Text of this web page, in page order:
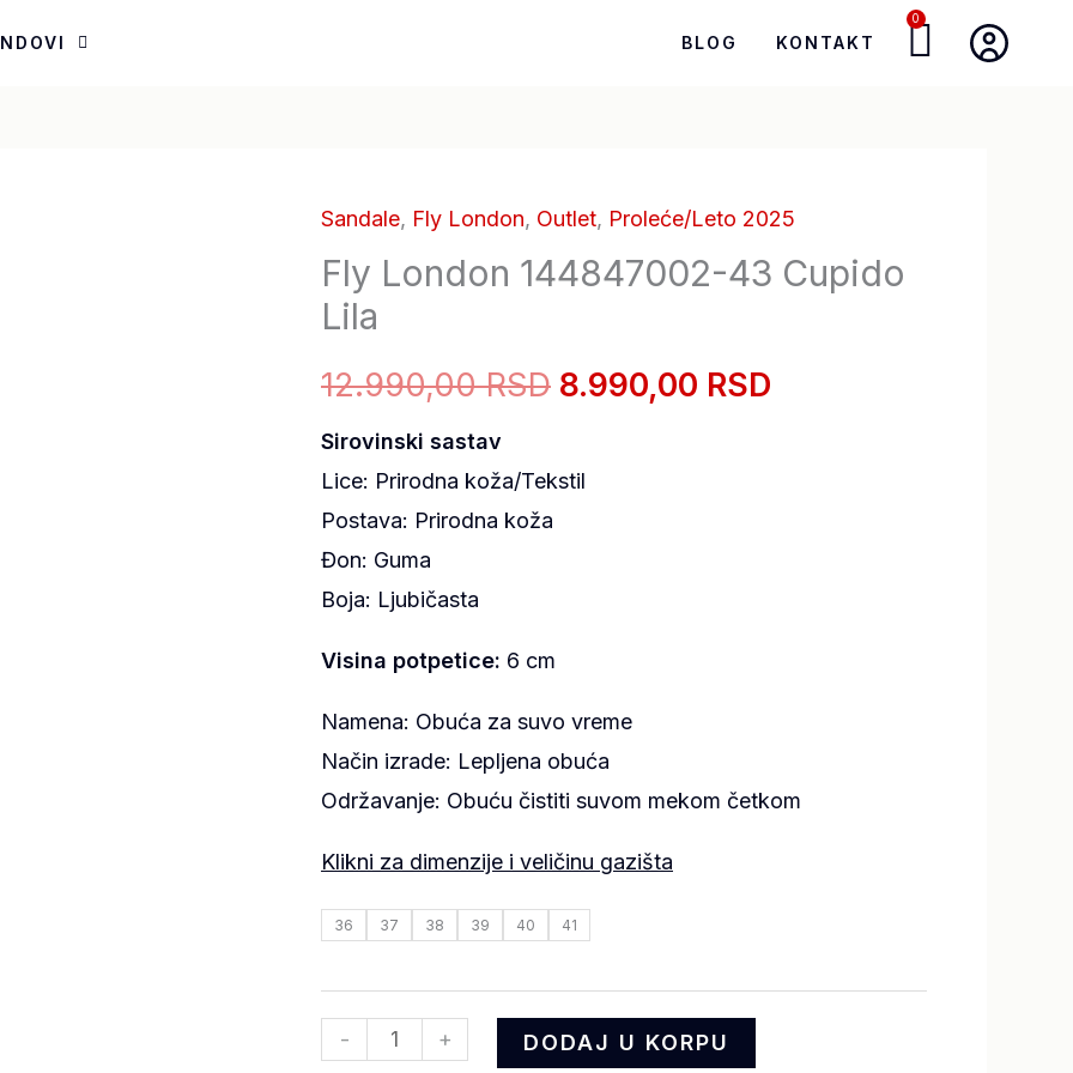
BLOG KONTAKT
0
Cart
Sandale, Fly London, Outlet, Proleće/Leto 2025
Fly London 144847002-43 Cupido
Lila
12.990,00RSD
Originalna
cena
12.990,00 RSD.
8.990,00 RSD
Trenutna
cena
Sirovinski sastav
Lice: Prirodna koža/Tekstil
Postava: Prirodna koža
Đon: Guma
Boja: Ljubičasta
Visina potpetice: 6 cm
Namena: Obuća za suvo vreme
Način izrade: Lepljena obuća
Održavanje: Obuću čistiti suvom mekom četkom
Klikni za dimenzije i veličinu gazišta
36 37 38 39 40 41
-
Fly
London
144847002-
Cupido
+ DODAJ U KORPU